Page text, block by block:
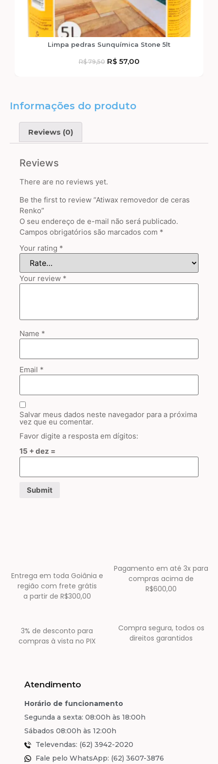
Limpa pedras Sunquímica Stone 5lt
R$79,50 R$ 57,00
Informações do produto
Reviews (0)
Reviews
There are no reviews yet.
Be the first to review “Atiwax removedor de ceras
Renko”
O seu endereço de e-mail não será publicado.
Campos obrigatórios são marcados com *
Your rating *
Your review *
Name *
Email *
Salvar meus dados neste navegador para a próxima
vez que eu comentar.
Favor digite a resposta em dígitos:
15 + dez =
Entrega em toda Goiânia e
região com frete grátis
a partir de R$300,00
Pagamento em até 3x para
compras acima de
R$600,00
3% de desconto para
compras à vista no PIX
Compra segura, todos os
direitos garantidos
Atendimento
Horário de funcionamento
Segunda a sexta: 08:00h às 18:00h
Sábados 08:00h às 12:00h
Televendas: (62) 3942-2020
Fale pelo WhatsApp: (62) 3607-3876